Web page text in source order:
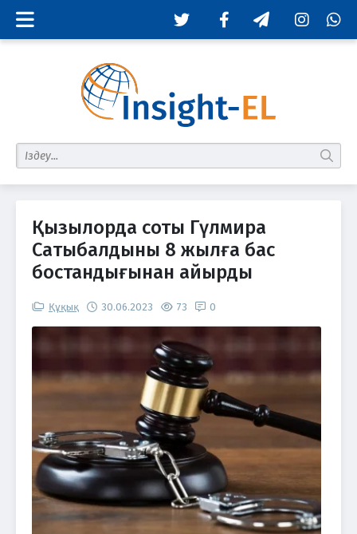
TwitterFacebookTelegramInstagram
табу
Қызылорда соты Гүлмира
Сатыбалдыны 8 жылға бас
бостандығынан айырды
Құқық 30.06.2023 73 0